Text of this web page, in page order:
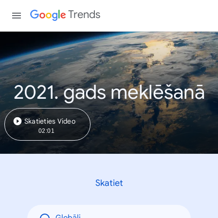
Trends
2021. gads meklēšanā
Skatieties Video
02:01
Skatiet